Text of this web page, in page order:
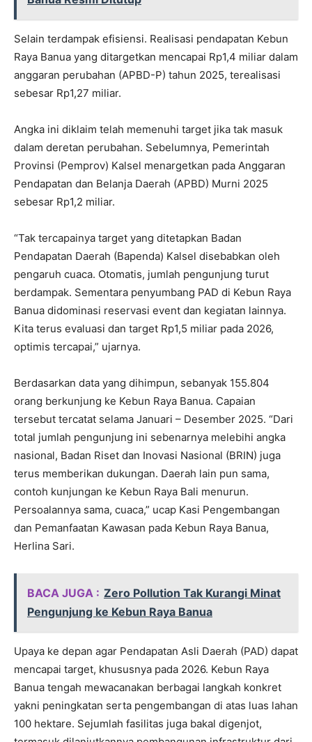
Selain terdampak efisiensi. Realisasi pendapatan Kebun
Raya Banua yang ditargetkan mencapai Rp1,4 miliar dalam
anggaran perubahan (APBD-P) tahun 2025, terealisasi
sebesar Rp1,27 miliar.
Angka ini diklaim telah memenuhi target jika tak masuk
dalam deretan perubahan. Sebelumnya, Pemerintah
Provinsi (Pemprov) Kalsel menargetkan pada Anggaran
Pendapatan dan Belanja Daerah (APBD) Murni 2025
sebesar Rp1,2 miliar.
“Tak tercapainya target yang ditetapkan Badan
Pendapatan Daerah (Bapenda) Kalsel disebabkan oleh
pengaruh cuaca. Otomatis, jumlah pengunjung turut
berdampak. Sementara penyumbang PAD di Kebun Raya
Banua didominasi reservasi event dan kegiatan lainnya.
Kita terus evaluasi dan target Rp1,5 miliar pada 2026,
optimis tercapai,” ujarnya.
Berdasarkan data yang dihimpun, sebanyak 155.804
orang berkunjung ke Kebun Raya Banua. Capaian
tersebut tercatat selama Januari – Desember 2025. “Dari
total jumlah pengunjung ini sebenarnya melebihi angka
nasional, Badan Riset dan Inovasi Nasional (BRIN) juga
terus memberikan dukungan. Daerah lain pun sama,
contoh kunjungan ke Kebun Raya Bali menurun.
Persoalannya sama, cuaca,” ucap Kasi Pengembangan
dan Pemanfaatan Kawasan pada Kebun Raya Banua,
Herlina Sari.
BACA JUGA : Zero Pollution Tak Kurangi Minat
Pengunjung ke Kebun Raya Banua
Upaya ke depan agar Pendapatan Asli Daerah (PAD) dapat
mencapai target, khususnya pada 2026. Kebun Raya
Banua tengah mewacanakan berbagai langkah konkret
yakni peningkatan serta pengembangan di atas luas lahan
100 hektare. Sejumlah fasilitas juga bakal digenjot,